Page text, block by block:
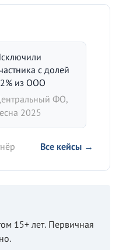
с долей
из ООО
ФО,
2025
Все кейсы →
15+ лет. Первичная